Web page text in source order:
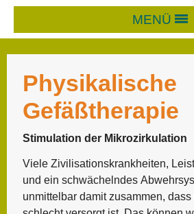
MENÜ
Physikalische
Gefäßtherapie
Stimulation der Mikrozirkulation
Viele Zivilisationskrankheiten,
und ein schwächelndes
unmittelbar damit zusammen,